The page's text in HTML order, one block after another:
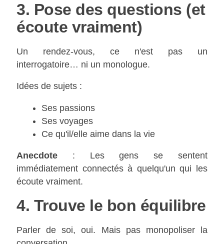
3. Pose des questions (et
écoute vraiment)
Un rendez-vous, ce n'est pas un
interrogatoire… ni un monologue.
Idées de sujets :
Ses passions
Ses voyages
Ce qu'il/elle aime dans la vie
Anecdote : Les gens se sentent
immédiatement connectés à quelqu'un qui les
écoute vraiment.
4. Trouve le bon équilibre
Parler de soi, oui. Mais pas monopoliser la